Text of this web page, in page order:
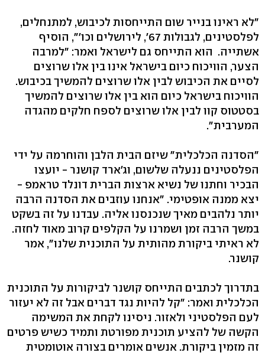
"לא ראינו בנייר שום התייחסות לכיבוש, למתנחלים,
לפלסטינים, לגבולות 67', לירושלים וכו'", הוסיף
אשתייה. הוא התייחס גם לישראל ואמר: "למרבה
הצער, הוויכוח כיום בישראל אינו בין אלו שרוצים
לסיים את הכיבוש לבין אלו שרוצים להמשיך בכיבוש.
הוויכוח בישראל כיום הוא בין אלו שרוצים להמשיך
בסטטוס קוו לבין אלו שרוצים לספח חלקים מהגדה
המערבית".
"הסדנה הכלכלית" שיזם הבית הלבן והוחרמה על ידי
הפלסטינים ננעלה שלשום, וג'ארד קושנר - יועצו
הבכיר וחתנו של נשיא ארצות הברית דונלד טראמפ -
יצא ממנה אופטימי. "אנחנו עוזבים את הסדנה הרבה
יותר נלהבים מאיך שנכנסנו אליה. עבדנו על זה בשקט
במשך הרבה זמן ושמרנו על הקלפים קרוב מאוד לחזה.
לא ראיתי ביקורת מהותית על התוכנית שלנו", אמר
קושנר.
בתדרוך לכתבים התייחס קושנר לביקורות על התוכנית
הכלכלית ואמר: "קל להיות נגד דברים אבל זה לא יעזור
לעם הפלסטיני ולאזור. ניסינו לקחת את המשימה
הקשה של להציע תוכנית מפורטת ותמיד כשיש פרטים
זה מזמין ביקורת. אנשים אומרים בצורה אוטומטית